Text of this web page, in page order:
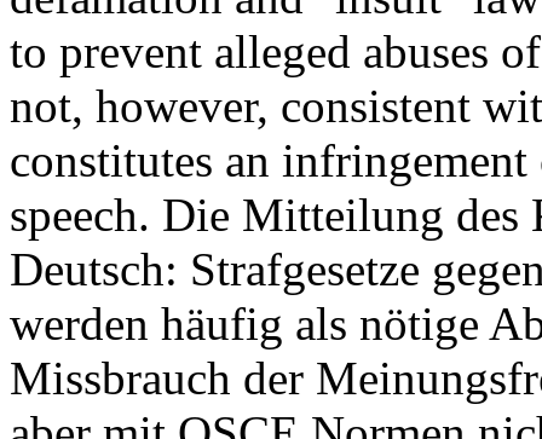
to prevent alleged abuses
not, however, consistent
constitutes an
speech. Die Mitteilung
Deutsch: Strafgesetze
werden häufig als nötige
Missbrauch der